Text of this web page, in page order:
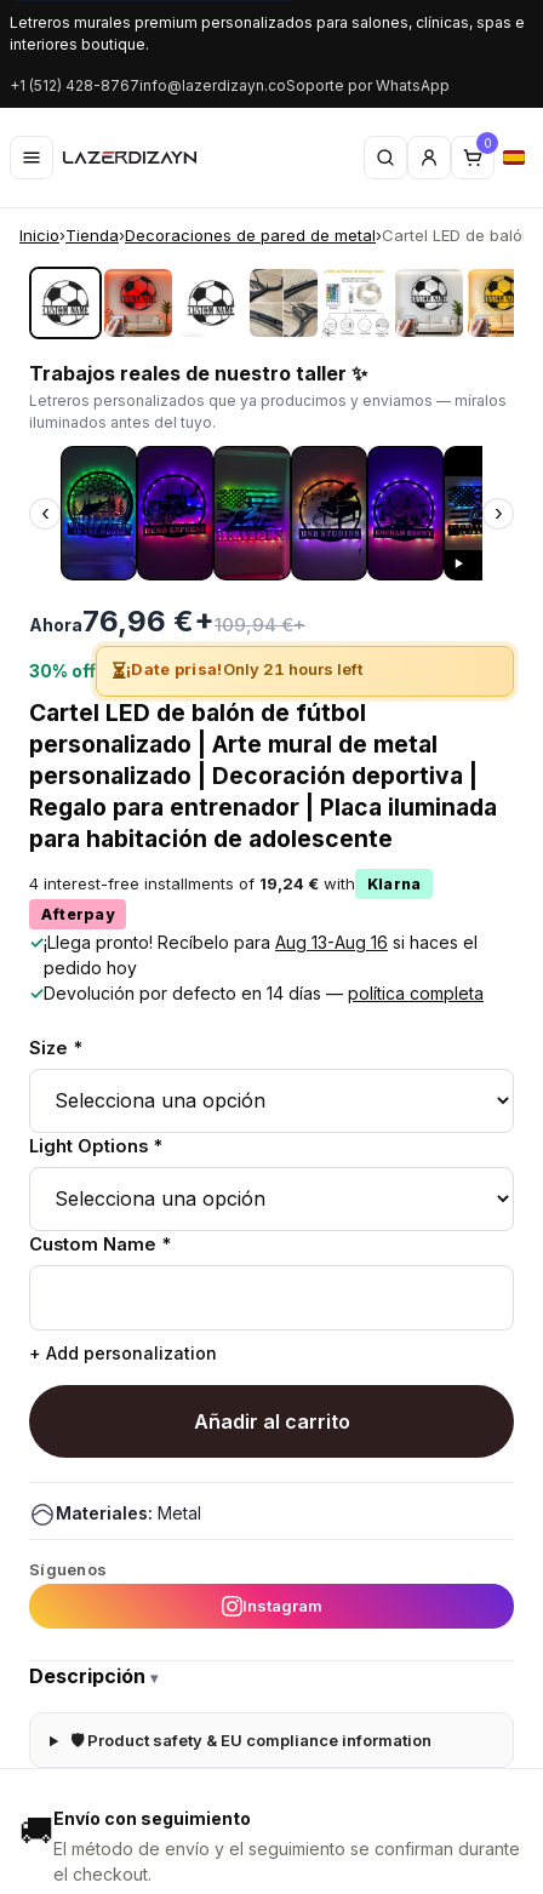
Letreros murales premium personalizados para salones, clínicas, spas e
interiores boutique.
+1 (512) 428-8767info@lazerdizayn.coSoporte por WhatsApp
0
Inicio›Tienda›Decoraciones de pared de metal›Cartel LED de balón
‹ ›
Trabajos reales de nuestro taller ✨
Letreros personalizados que ya producimos y enviamos — míralos
iluminados antes del tuyo.
‹ ›
Ahora76,96 €+109,94 €+
30% off ⏳¡Date prisa!Only 21 hours left
Cartel LED de balón de fútbol
personalizado | Arte mural de metal
personalizado | Decoración deportiva |
Regalo para entrenador | Placa iluminada
para habitación de adolescente
4 interest-free installments of 19,24 € with
Klarna
Afterpay
✓¡Llega pronto! Recíbelo para Aug 13-Aug 16 si haces el
pedido hoy
✓Devolución por defecto en 14 días — política completa
Size *
Light Options *
Custom Name *
+ Add personalization
Añadir al carrito
Materiales: Metal
Síguenos
Instagram
Descripción ▾
🛡 Product safety & EU compliance information
🚚Envío con seguimiento
El método de envío y el seguimiento se confirman durante
el checkout.